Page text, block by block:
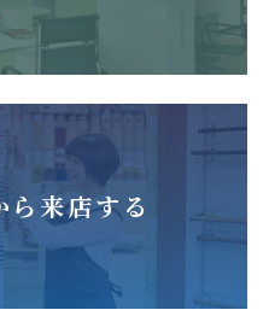
ら来店する